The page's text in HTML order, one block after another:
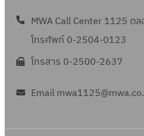
MWA Call Center 1125 ต
โทรศัพท์ 0-2504-0123
โทรสาร 0-2500-2637
Email